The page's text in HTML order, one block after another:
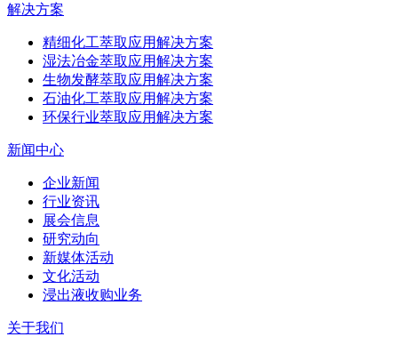
解决方案
精细化工萃取应用解决方案
湿法冶金萃取应用解决方案
生物发酵萃取应用解决方案
石油化工萃取应用解决方案
环保行业萃取应用解决方案
新闻中心
企业新闻
行业资讯
展会信息
研究动向
新媒体活动
文化活动
浸出液收购业务
关于我们